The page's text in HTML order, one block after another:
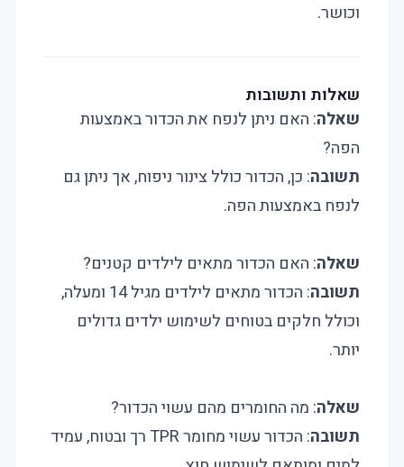
וכושר.
שאלות ותשובות
שאלה: האם ניתן לנפח את הכדור באמצעות
הפה?
תשובה: כן, הכדור כולל צינור ניפוח, אך ניתן גם
לנפח באמצעות הפה.
שאלה: האם הכדור מתאים לילדים קטנים?
תשובה
: הכדור מתאים לילדים מגיל 14 ומעלה,
וכולל חלקים בטוחים לשימוש ילדים גדולים
יותר.
שאלה: מה החומרים מהם עשוי הכדור?
תשובה
: הכדור עשוי מחומר TPR רך ובטוח, עמיד